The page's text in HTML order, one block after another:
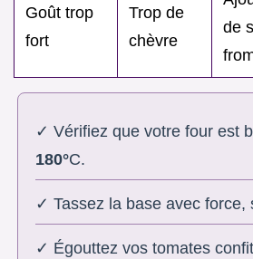
Goût trop
fort
Trop de
chèvre
de
✓ Vérifiez que votre four est
180°C.
✓ Tassez la base avec force,
✓ Égouttez vos tomates